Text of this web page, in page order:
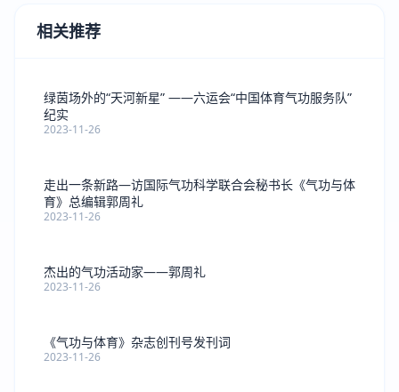
相关推荐
绿茵场外的“天河新星” ——六运会“中国体育气功服务队”
纪实
2023-11-26
走出一条新路—访国际气功科学联合会秘书长《气功与体
育》总编辑郭周礼
2023-11-26
杰出的气功活动家——郭周礼
2023-11-26
《气功与体育》杂志创刊号发刊词
2023-11-26